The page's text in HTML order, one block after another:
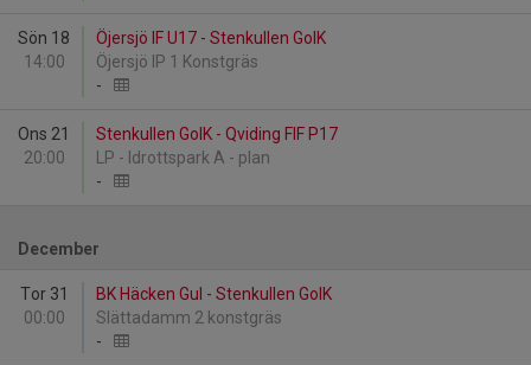
Sön 18
14:00
Öjersjö IF U17 - Stenkullen GoIK
Öjersjö IP 1 Konstgräs
-
Ons 21
20:00
Stenkullen GoIK - Qviding FIF P17
LP - Idrottspark A - plan
-
December
Tor 31
00:00
BK Häcken Gul - Stenkullen GoIK
Slättadamm 2 konstgräs
-